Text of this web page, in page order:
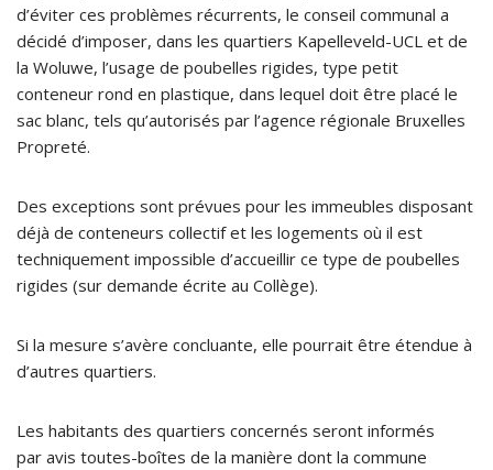
d’éviter ces problèmes récurrents, le conseil communal a
décidé d’imposer, dans les quartiers Kapelleveld-UCL et de
la Woluwe, l’usage de poubelles rigides, type petit
conteneur rond en plastique, dans lequel doit être placé le
sac blanc, tels qu’autorisés par l’agence régionale Bruxelles
Propreté.
Des exceptions sont prévues pour les immeubles disposant
déjà de conteneurs collectif et les logements où il est
techniquement impossible d’accueillir ce type de poubelles
rigides (sur demande écrite au Collège).
Si la mesure s’avère concluante, elle pourrait être étendue à
d’autres quartiers.
Les habitants des quartiers concernés seront informés
par avis toutes-boîtes de la manière dont la commune